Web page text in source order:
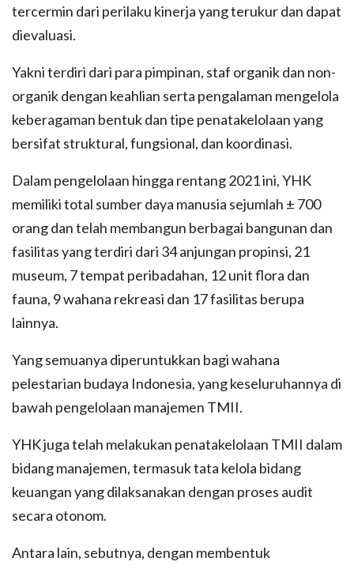
tercermin dari perilaku kinerja yang terukur dan dapat
dievaluasi.
Yakni terdiri dari para pimpinan, staf organik dan non-
organik dengan keahlian serta pengalaman mengelola
keberagaman bentuk dan tipe penatakelolaan yang
bersifat struktural, fungsional, dan koordinasi.
Dalam pengelolaan hingga rentang 2021 ini, YHK
memiliki total sumber daya manusia sejumlah ± 700
orang dan telah membangun berbagai bangunan dan
fasilitas yang terdiri dari 34 anjungan propinsi, 21
museum, 7 tempat peribadahan, 12 unit flora dan
fauna, 9 wahana rekreasi dan 17 fasilitas berupa
lainnya.
Yang semuanya diperuntukkan bagi wahana
pelestarian budaya Indonesia, yang keseluruhannya di
bawah pengelolaan manajemen TMII.
YHK juga telah melakukan penatakelolaan TMII dalam
bidang manajemen, termasuk tata kelola bidang
keuangan yang dilaksanakan dengan proses audit
secara otonom.
Antara lain, sebutnya, dengan membentuk